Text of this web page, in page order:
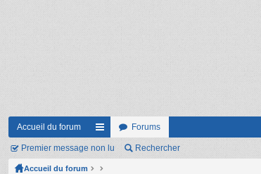
Accueil du forum
ac
co
Forums
Premier message non lu Rechercher
Accueil du forum